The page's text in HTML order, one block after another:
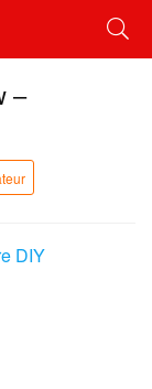
–